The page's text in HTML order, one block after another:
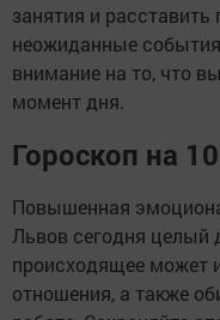
занятия и
неожиданные
внимание на то, что
момент дня.
Гороскоп на
Повышенная
Львов сегодня целый
происходящее может
отношения, а также